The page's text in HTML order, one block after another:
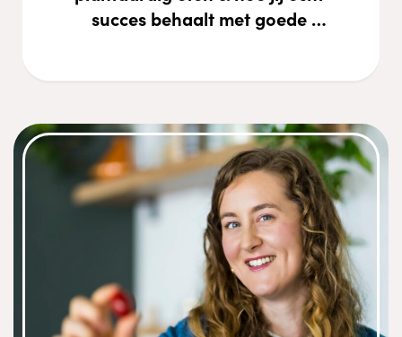
succes behaalt met goede